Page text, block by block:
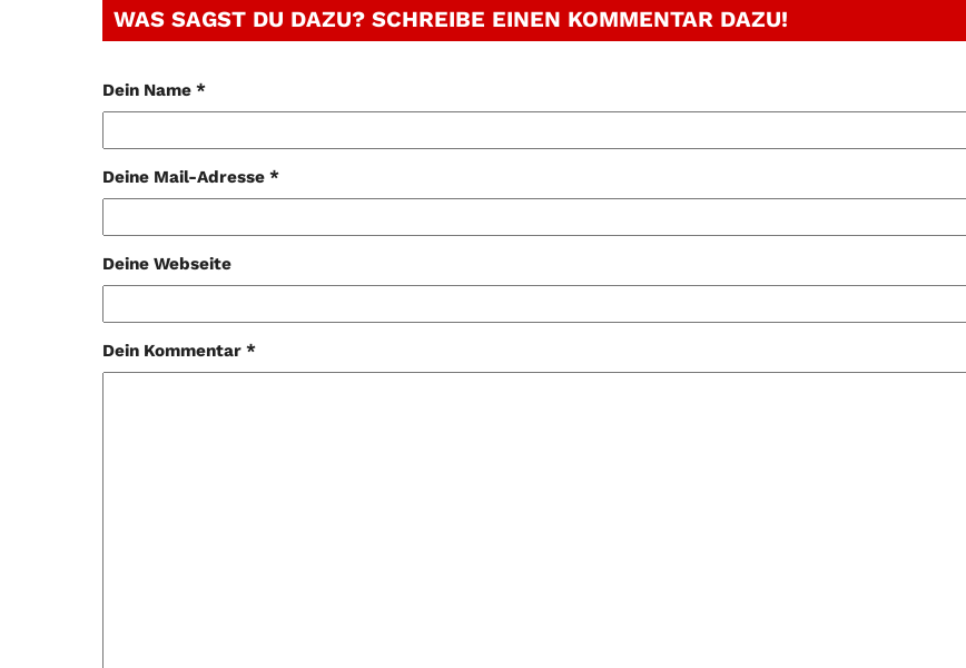
WAS SAGST DU DAZU? SCHREIBE EINEN KOMMENTAR DAZU!
Dein Name *
Deine Mail-Adresse *
Deine Webseite
Dein Kommentar *